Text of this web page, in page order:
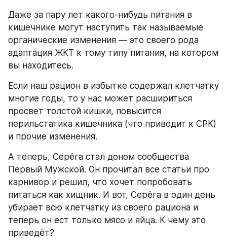
Даже за пару лет какого-нибудь питания в
кишечнике могут наступить так называемые
органические изменения — это своего рода
адаптация ЖКТ к тому типу питания, на котором
вы находитесь.
Если наш рацион в избытке содержал клетчатку
многие годы, то у нас может расшириться
просвет толстой кишки, повысится
перильстатика кишечника (что приводит к СРК)
и прочие изменения.
А теперь, Серёга стал доном сообщества
Первый Мужской. Он прочитал все статьи про
карнивор и решил, что хочет попробовать
питаться как хищник. И вот, Серёга в один день
убирает всю клетчатку из своего рациона и
теперь он ест только мясо и яйца. К чему это
приведёт?